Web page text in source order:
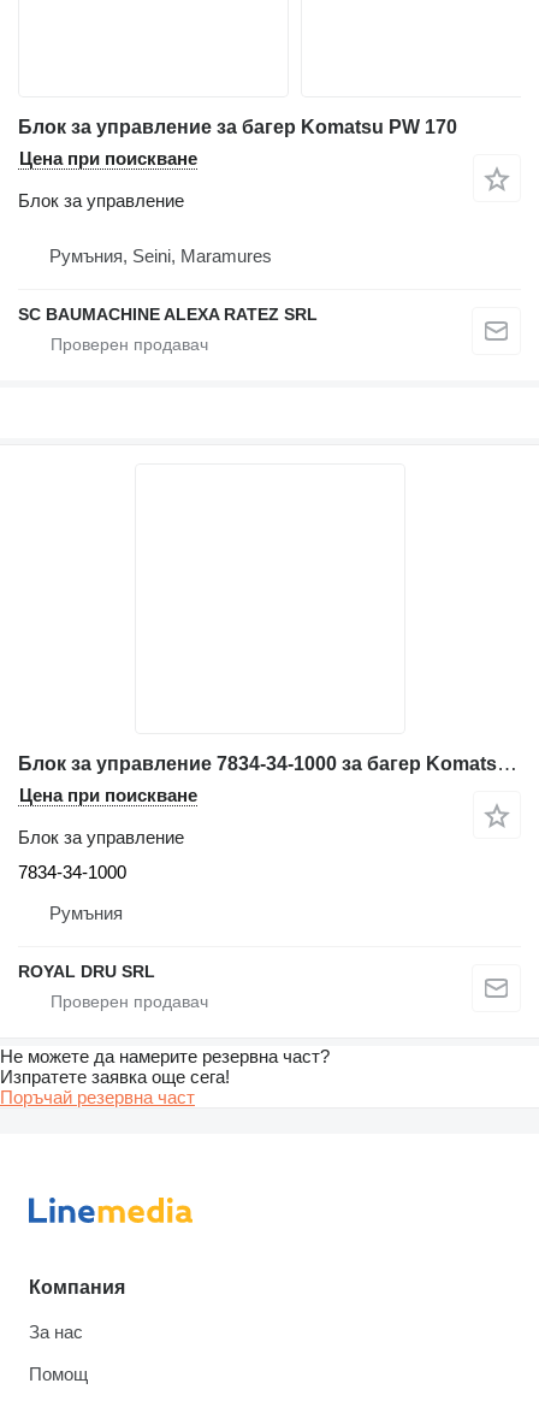
Блок за управление за багер Komatsu PW 170
Цена при поискване
Блок за управление
Румъния, Seini, Maramures
SC BAUMACHINE ALEXA RATEZ SRL
Блок за управление 7834-34-1000 за багер Komatsu PW170-6
Цена при поискване
Блок за управление
7834-34-1000
Румъния
ROYAL DRU SRL
Не можете да намерите резервна част?
Изпратете заявка още сега!
Поръчай резервна част
Компания
За нас
Помощ